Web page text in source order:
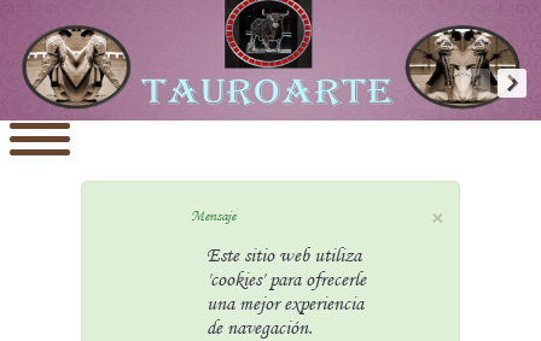
×
Mensaje
Este sitio web utiliza
'cookies' para ofrecerle
una mejor experiencia
de navegación.